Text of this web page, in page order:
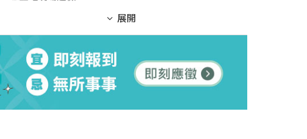
事項。 ▶需具工程
依個人經歷可以
展開